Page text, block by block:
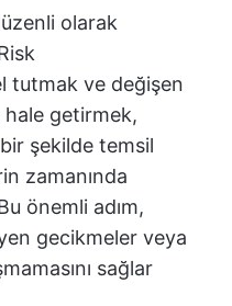
olarak
tutmak ve değişen
getirmek,
şekilde temsil
zamanında
önemli adım,
gecikmeler veya
sağlar